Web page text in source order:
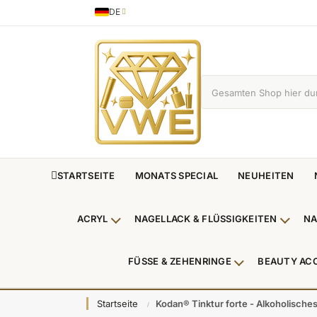
Sprache
DE
German
STARTSEITE MONATS SPECIAL NEUHEITEN
ACRYL Untermenü Acryl anzeigen
NAGELLACK & FLÜSSIGKEITEN
FÜSSE & ZEHENRINGE Untermenü
BEAUTY
Startseite Kodan® Tinktur forte -